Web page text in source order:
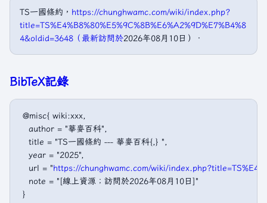
TS一國條約， https://chunghwamc.com/wiki/index.php?
title=TS%E4%B8%80%E5%9C%8B%E6%A2%9D%E7%B4%8
4&oldid=3648（最新訪問於2026年08月10日）．
BibTeX記錄
@misc{ wiki:xxx,
   author = "華麥百科",
   title = "TS一國條約 --- 華麥百科{,} ",
   year = "2025",
   url = "
https://chunghwamc.com/wiki/
   note = "[線上資源；訪問於2026年08月10日]"